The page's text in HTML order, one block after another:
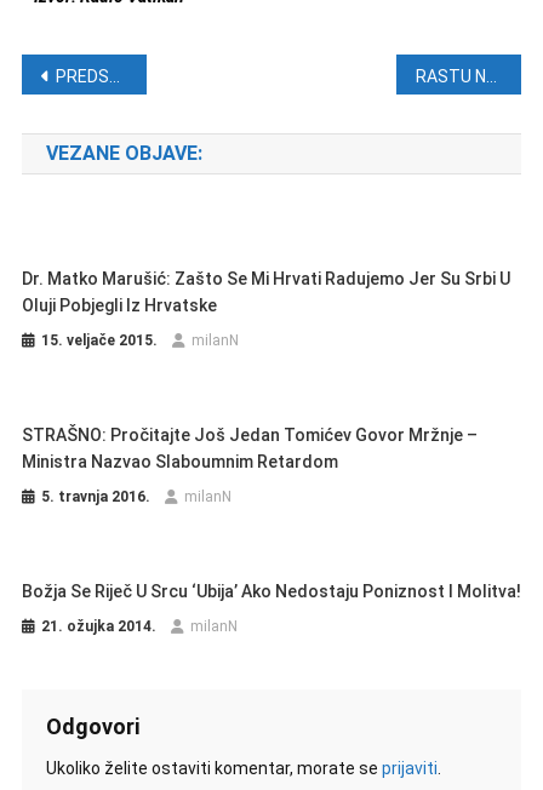
Navigacija objava
PREDSJEDNICA NAJAVILA: U Vijeću za domovinsku sigurnost bit će Gotovina i Markač
VEZANE OBJAVE:
Dr. Matko Marušić: Zašto Se Mi Hrvati Radujemo Jer Su Srbi U
Oluji Pobjegli Iz Hrvatske
15. veljače 2015. milanN
STRAŠNO: Pročitajte Još Jedan Tomićev Govor Mržnje –
Ministra Nazvao Slaboumnim Retardom
5. travnja 2016. milanN
Božja Se Riječ U Srcu ‘ubija’ Ako Nedostaju Poniznost I Molitva!
21. ožujka 2014. milanN
Odgovori
Ukoliko želite ostaviti komentar, morate se prijaviti